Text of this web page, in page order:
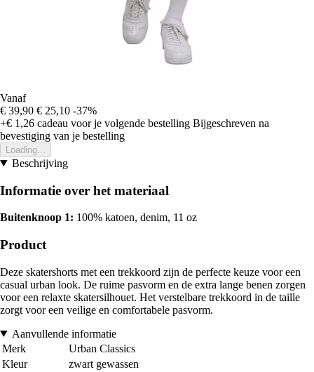
Vanaf
€ 39,90 € 25,10 -37%
+€ 1,26 cadeau voor je volgende bestelling Bijgeschreven na
bevestiging van je bestelling
Loading...
Beschrijving
Informatie over het materiaal
Buitenknoop 1: 100% katoen, denim, 11 oz
Product
Deze skatershorts met een trekkoord zijn de perfecte keuze voor een
casual urban look. De ruime pasvorm en de extra lange benen zorgen
voor een relaxte skatersilhouet. Het verstelbare trekkoord in de taille
zorgt voor een veilige en comfortabele pasvorm.
Aanvullende informatie
Merk
Urban Classics
Kleur
zwart gewassen